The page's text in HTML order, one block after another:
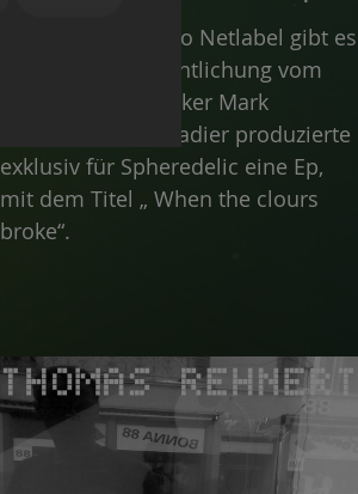
eine neue Veröffentlichung vom
kanadischen Musiker Mark
Hjorthoy. Der Kanadier produzierte
exklusiv für Spheredelic eine Ep,
mit dem Titel „ When the clours
broke“.